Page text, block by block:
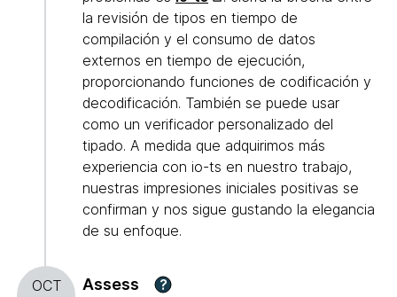
la revisión de tipos en tiempo de
compilación y el consumo de datos
externos en tiempo de ejecución,
proporcionando funciones de codificación y
decodificación. También se puede usar
como un verificador personalizado del
tipado. A medida que adquirimos más
experiencia con io-ts en nuestro trabajo,
nuestras impresiones iniciales positivas se
confirman y nos sigue gustando la elegancia
de su enfoque.
OCT
Assess ?